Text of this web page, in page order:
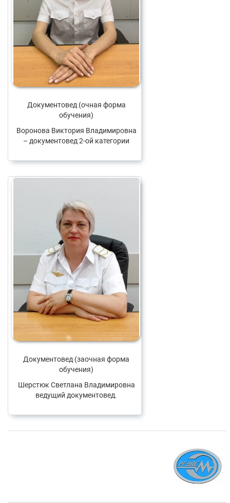
Документовед (очная форма
обучения)
Воронова Виктория Владимировна
– документовед 2-ой категории
Документовед (заочная форма
обучения)
Шерстюк Светлана Владимировна
ведущий документовед.